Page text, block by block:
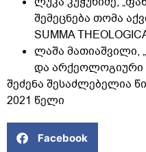
შემეცნება თომა
SUMMA
ლაშა მათიაშვილი,
და არქეოლოგიური
შეძენა შესაძლებელია
2021 წელი
Facebook